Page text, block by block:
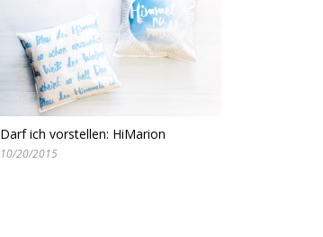
Darf ich vorstellen: HiMarion
10/20/2015